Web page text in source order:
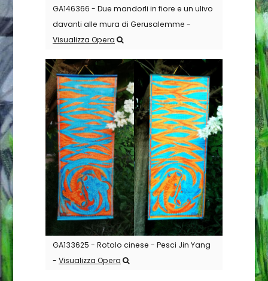
GA146366 - Due mandorli in fiore e un ulivo
davanti alle mura di Gerusalemme -
Visualizza Opera
GA133625 - Rotolo cinese - Pesci Jin Yang
- Visualizza Opera